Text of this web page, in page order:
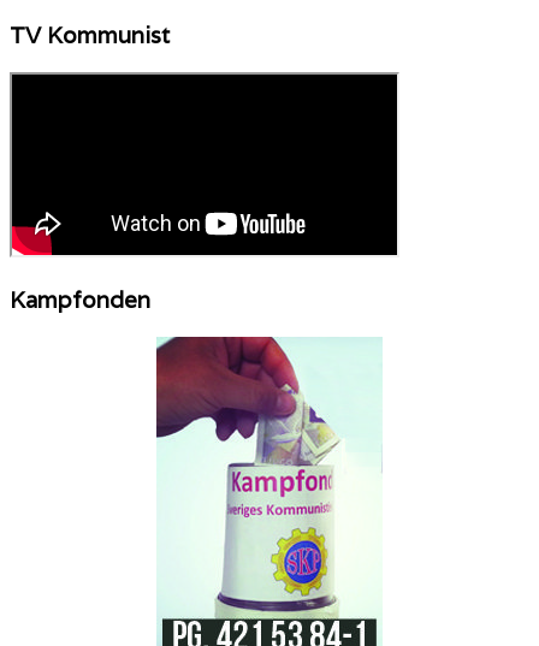
TV Kommunist
Kampfonden